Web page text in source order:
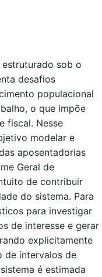
sob o
desafios
populacional
o que impõe
fiscal. Nesse
modelar e
aposentadorias
Geral de
de contribuir
do sistema. Para
para investigar
de interesse e gerar
explicitamente
de intervalos de
é estimada